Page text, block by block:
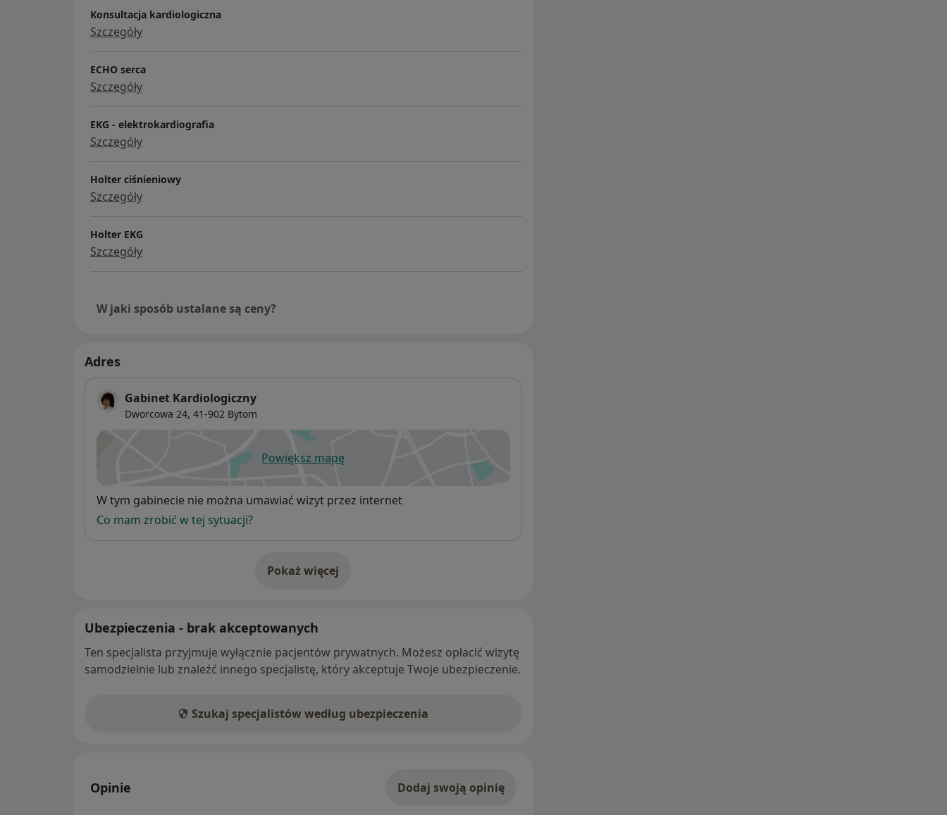
Konsultacja kardiologiczna
Szczegóły
ECHO serca
Szczegóły
EKG - elektrokardiografia
Szczegóły
Holter ciśnieniowy
Szczegóły
Holter EKG
Szczegóły
W jaki sposób ustalane są ceny?
Adres
Gabinet Kardiologiczny
Dworcowa 24, 41-902 Bytom
Powiększ mapęotwiera się w nowej karcie
Dostępność
W tym gabinecie nie można umawiać wizyt przez internet
Co mam zrobić w tej sytuacji?
Pokaż więcej
o adresie
Ubezpieczenia - brak akceptowanych
Ten specjalista przyjmuje wyłącznie pacjentów prywatnych. Możesz opłacić wizytę
samodzielnie lub znaleźć innego specjalistę, który akceptuje Twoje ubezpieczenie.
Szukaj specjalistów według ubezpieczenia
Opinie Dodaj swoją opinię